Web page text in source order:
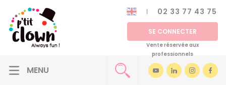
02 33 77 43 75
SE CONNECTER
Vente réservée aux
professionnels